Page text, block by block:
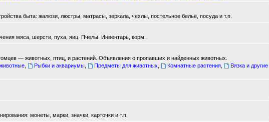
быта: жалюзи, люстры, матрасы, зеркала, чехлы, постельное бельё, посуда и т.п.
мяса, шерсти, пуха, яиц. Пчелы. Инвентарь, корм.
— животных, птиц, и растений. Объявления о пропавших и найденных животных.
Рыбки и аквариумы, Предметы для животных Комнатные растения,
Вязка и другие
монеты, марки, значки, карточки и т.п.